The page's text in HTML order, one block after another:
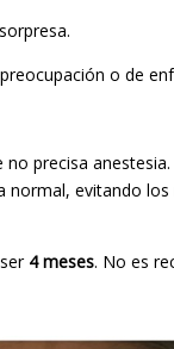
o de
precisa
normal, evitando
4 meses. No es